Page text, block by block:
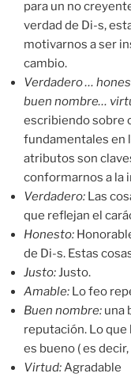
para un no
verdad de Di-s,
motivarnos a ser
cambio.
Verdadero…
buen nombre…
escribiendo sobre
fundamentales en
atributos son
conformarnos a la
Verdadero: Las
que reflejan el
Honesto:
de Di-s. Estas
Justo:Justo.
Amable: Lo feo
Buen nombre: una
reputación. Lo que
es bueno ( es
Virtud:Agradable